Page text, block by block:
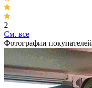
2
Cм. все
Фотографии покупателей